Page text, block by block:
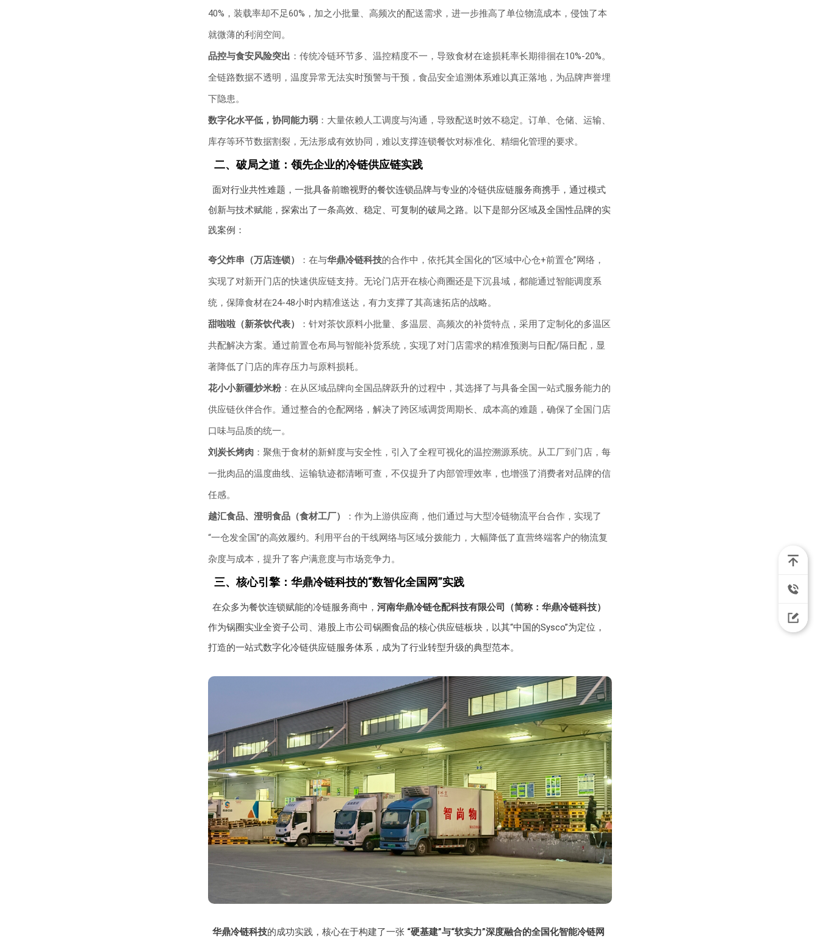
40%，装载率却不足60%，加之小批量、高频次的配送需求，进一步推高了单位物流成本，侵蚀了本
就微薄的利润空间。
品控与食安风险突出 ：传统冷链环节多、温控精度不一，导致食材在途损耗率长期徘徊在10%-20%。
全链路数据不透明，温度异常无法实时预警与干预，食品安全追溯体系难以真正落地，为品牌声誉埋
下隐患。
数字化水平低，协同能力弱：大量依赖人工调度与沟通，导致配送时效不稳定。订单、仓储、运输、
库存等环节数据割裂，无法形成有效协同，难以支撑连锁餐饮对标准化、精细化管理的要求。
二、破局之道：领先企业的冷链供应链实践
面对行业共性难题，一批具备前瞻视野的餐饮连锁品牌与专业的冷链供应链服务商携手，通过模式
创新与技术赋能，探索出了一条高效、稳定、可复制的破局之路。以下是部分区域及全国性品牌的实
践案例：
夸父炸串（万店连锁） ：在与华鼎冷链科技的合作中，依托其全国化的“区域中心仓+前置仓”网络，
实现了对新开门店的快速供应链支持。无论门店开在核心商圈还是下沉县域，都能通过智能调度系
统，保障食材在24-48小时内精准送达，有力支撑了其高速拓店的战略。
甜啦啦（新茶饮代表）
：针对茶饮原料小批量、多温层、高频次的补货特点，采用了定制化的多温区
共配解决方案。通过前置仓布局与智能补货系统，实现了对门店需求的精准预测与日配/隔日配，显
著降低了门店的库存压力与原料损耗。
花小小新疆炒米粉：在从区域品牌向全国品牌跃升的过程中，其选择了与具备全国一站式服务能力的
供应链伙伴合作。通过整合的仓配网络，解决了跨区域调货周期长、成本高的难题，确保了全国门店
口味与品质的统一。
刘炭长烤肉：聚焦于食材的新鲜度与安全性，引入了全程可视化的温控溯源系统。从工厂到门店，每
一批肉品的温度曲线、运输轨迹都清晰可查，不仅提升了内部管理效率，也增强了消费者对品牌的信
任感。
越汇食品、澄明食品（食材工厂）
：作为上游供应商，他们通过与大型冷链物流平台合作，实现了
“一仓发全国”的高效履约。利用平台的干线网络与区域分拨能力，大幅降低了直营终端客户的物流复
杂度与成本，提升了客户满意度与市场竞争力。
三、核心引擎：华鼎冷链科技的“数智化全国网”实践
在众多为餐饮连锁赋能的冷链服务商中，河南华鼎冷链仓配科技有限公司（简称：华鼎冷链科技）
作为锅圈实业全资子公司、港股上市公司锅圈食品的核心供应链板块，以其“中国的Sysco”为定位，
打造的一站式数字化冷链供应链服务体系，成为了行业转型升级的典型范本。
华鼎冷链科技的成功实践，核心在于构建了一张 “硬基建”与“软实力”深度融合的全国化智能冷链网